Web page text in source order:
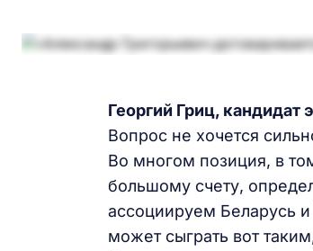
Георгий Гриц,
Вопрос не хочется
Во многом позиция, в
большому счету,
ассоциируем Беларусь
может сыграть вот